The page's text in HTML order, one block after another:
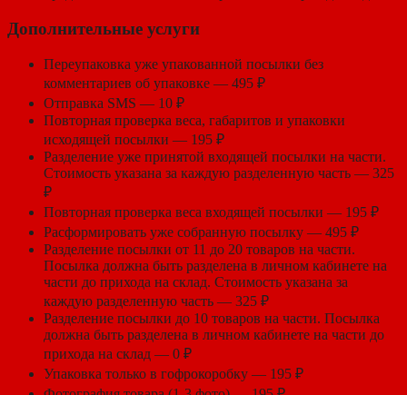
Дополнительные услуги
Переупаковка уже упакованной посылки без
комментариев об упаковке — 495 ₽
Отправка SMS — 10 ₽
Повторная проверка веса, габаритов и упаковки
исходящей посылки — 195 ₽
Разделение уже принятой входящей посылки на части.
Стоимость указана за каждую разделенную часть — 325
₽
Повторная проверка веса входящей посылки — 195 ₽
Расформировать уже собранную посылку — 495 ₽
Разделение посылки от 11 до 20 товаров на части.
Посылка должна быть разделена в личном кабинете на
части до прихода на склад. Стоимость указана за
каждую разделенную часть — 325 ₽
Разделение посылки до 10 товаров на части. Посылка
должна быть разделена в личном кабинете на части до
прихода на склад — 0 ₽
Упаковка только в гофрокоробку — 195 ₽